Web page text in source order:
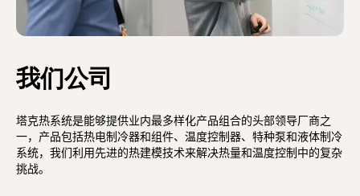
我们公司
塔克热系统是能够提供业内最多样化产品组合的头部领导厂商之
一，产品包括热电制冷器和组件、温度控制器、特种泵和液体制冷
系统，我们利用先进的热建模技术来解决热量和温度控制中的复杂
挑战。